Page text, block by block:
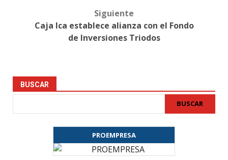
Siguiente
Caja Ica establece alianza con el Fondo
de Inversiones Triodos
BUSCAR
BUSCAR
PROEMPRESA